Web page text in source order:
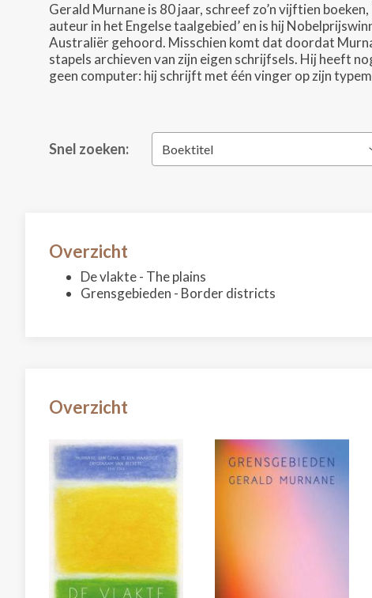
Gerald Murnane is 80 jaar, schreef zo’n vijftien
auteur in het Engelse taalgebied’ en is hij
Australiër gehoord. Misschien komt dat doordat
stapels archieven van zijn eigen schrijfsels. Hij heeft
geen computer: hij schrijft met één vinger op zijn
Snel zoeken: Boektitel
Overzicht
De vlakte - The plains
Grensgebieden - Border districts
Overzicht